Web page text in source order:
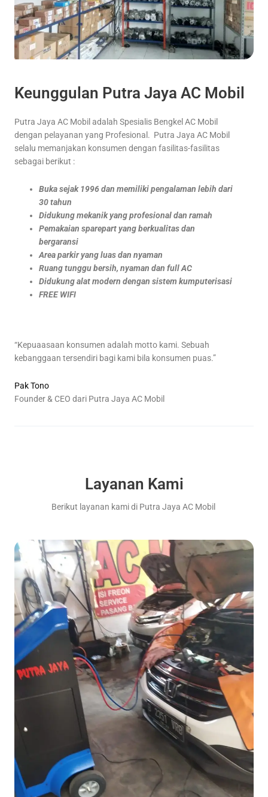
Keunggulan Putra Jaya AC Mobil
Putra Jaya AC Mobil adalah Spesialis Bengkel AC Mobil
dengan pelayanan yang Profesional. Putra Jaya AC Mobil
selalu memanjakan konsumen dengan fasilitas-fasilitas
sebagai berikut :
Buka sejak 1996 dan memiliki pengalaman lebih dari
30 tahun
Didukung mekanik yang profesional dan ramah
Pemakaian sparepart yang berkualitas dan
bergaransi
Area parkir yang luas dan nyaman
Ruang tunggu bersih, nyaman dan full AC
Didukung alat modern dengan sistem kumputerisasi
FREE WIFI
“Kepuaasaan konsumen adalah motto kami. Sebuah
kebanggaan tersendiri bagi kami bila konsumen puas.”
Pak Tono
Founder & CEO dari Putra Jaya AC Mobil
Layanan Kami
Berikut layanan kami di Putra Jaya AC Mobil